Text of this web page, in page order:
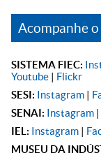
Acompanhe o
SISTEMA FIEC:
Youtube | Flickr
SESI: Instagram |
SENAI: Instagram |
IEL: Instagram |
MUSEU DA